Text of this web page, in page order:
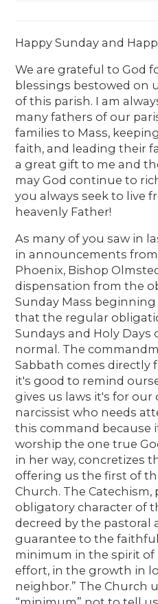
Happy Sunday and
We are grateful to God
blessings bestowed on
of this parish. I am
many fathers of our
families to Mass,
faith, and leading their
a great gift to me and
may God continue to
you always seek to live
heavenly Father!
As many of you saw in
in announcements
Phoenix, Bishop
dispensation from the
Sunday Mass beginning
that the regular
Sundays and Holy
normal. The
Sabbath comes directly
it's good to remind
gives us laws it's for our
narcissist who needs
this command because
worship the one true
in her way, concretizes
offering us the first of
Church. The Catechism,
obligatory character of
decreed by the
guarantee to the
minimum in the spirit of
effort, in the growth in
neighbor.” The Church